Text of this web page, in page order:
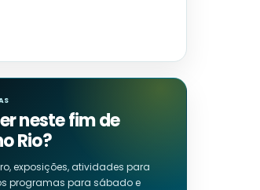
neste fim de
Rio?
exposições, atividades para
programas para sábado e